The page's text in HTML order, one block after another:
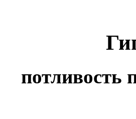
потливость